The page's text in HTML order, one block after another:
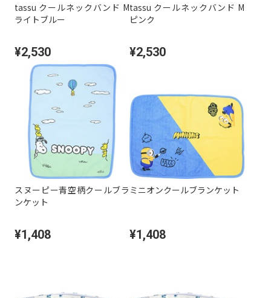
tassu クールネックバンド M
ライトブルー
¥2,530
tassu クールネックバンド M
ピンク
¥2,530
スヌーピー青空柄クールブラ
ンケット
¥1,408
ミニオンクールブランケット
¥1,408